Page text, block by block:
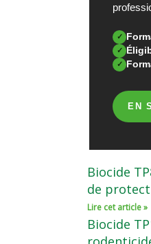
✓
✓
✓
EN
Biocide
de
Lire cet article »
Biocide